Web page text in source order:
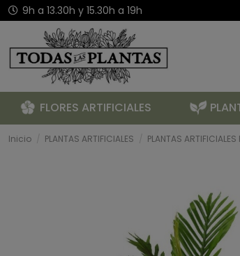
9h a 13.30h y 15.30h a 19h
FLORES ARTIFICIALES
Inicio PLANTAS ARTIFICIALES PLANTAS ARTIFICIALES